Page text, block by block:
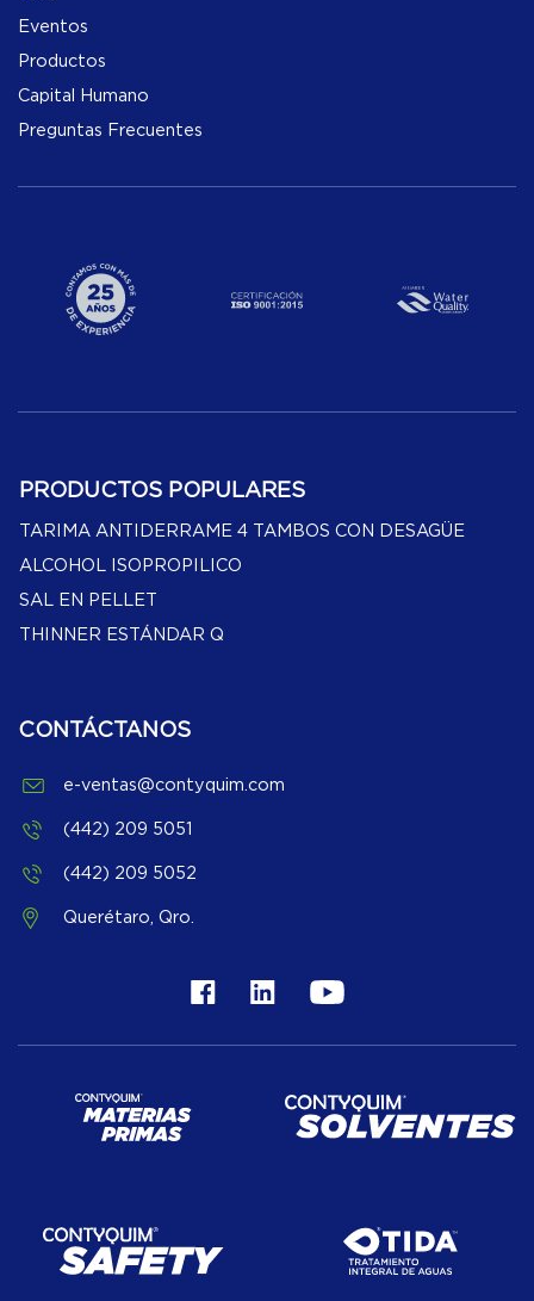
Eventos
Productos
Capital Humano
Preguntas Frecuentes
PRODUCTOS POPULARES
TARIMA ANTIDERRAME 4 TAMBOS CON DESAGÜE
ALCOHOL ISOPROPILICO
SAL EN PELLET
THINNER ESTÁNDAR Q
CONTÁCTANOS
e-ventas@contyquim.com
(442) 209 5051
(442) 209 5052
Querétaro, Qro.